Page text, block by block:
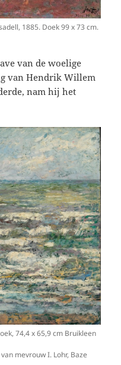
1885. Doek 99 x 73 cm.
van de woelige
van Hendrik Willem
nam hij het
74,4 x 65,9 cm Bruikleen
mevrouw I. Lohr, Baze